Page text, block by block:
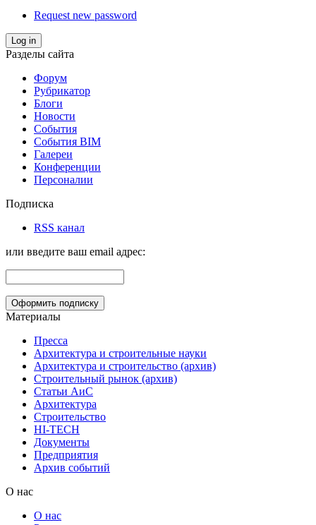
Request new password
Log in
Разделы сайта
Форум
Рубрикатор
Блоги
Новости
События
События BIM
Галереи
Конференции
Персоналии
Подписка
RSS канал
или введите ваш email адрес:
Материалы
Пресса
Архитектура и строительные науки
Архитектура и строительство (архив)
Строительный рынок (архив)
Статьи АиС
Архитектура
Строительство
HI-TECH
Документы
Предприятия
Архив событий
О нас
О нас